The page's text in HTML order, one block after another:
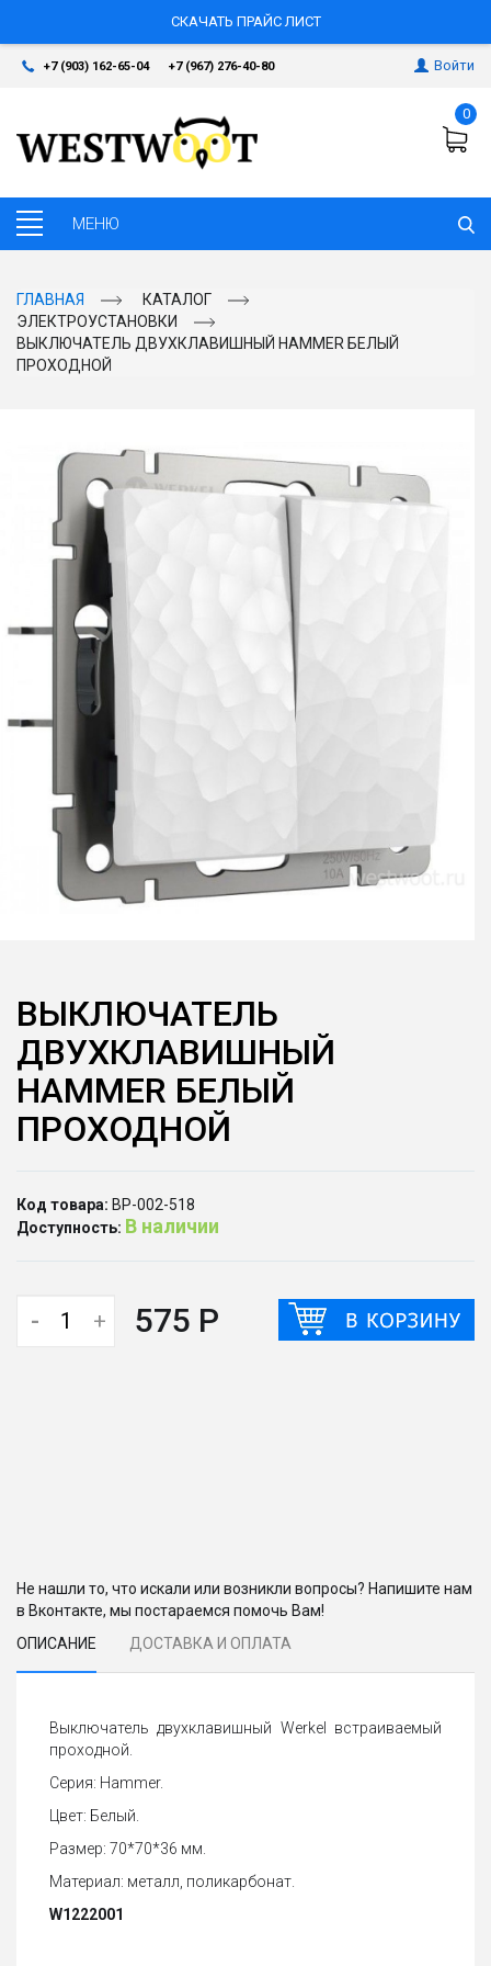
СКАЧАТЬ ПРАЙС ЛИСТ
+7 (903) 162-65-04 +7 (967) 276-40-80 Войти
0
ГЛАВНАЯ
КАТАЛОГ
ЭЛЕКТРОУСТАНОВКИ
ВЫКЛЮЧАТЕЛЬ ДВУХКЛАВИШНЫЙ HAMMER БЕЛЫЙ
ПРОХОДНОЙ
ВЫКЛЮЧАТЕЛЬ
ДВУХКЛАВИШНЫЙ
HAMMER БЕЛЫЙ
ПРОХОДНОЙ
Код товара: ВР-002-518
Доступность: В наличии
- + 575 Р
Не нашли то, что искали или возникли вопросы? Напишите нам
в Вконтакте, мы постараемся помочь Вам!
ОПИСАНИЕ
ДОСТАВКА И ОПЛАТА
Выключатель двухклавишный Werkel встраиваемый
проходной.
Серия: Hammer.
Цвет: Белый.
Размер: 70*70*36 мм.
Материал: металл, поликарбонат.
W1222001